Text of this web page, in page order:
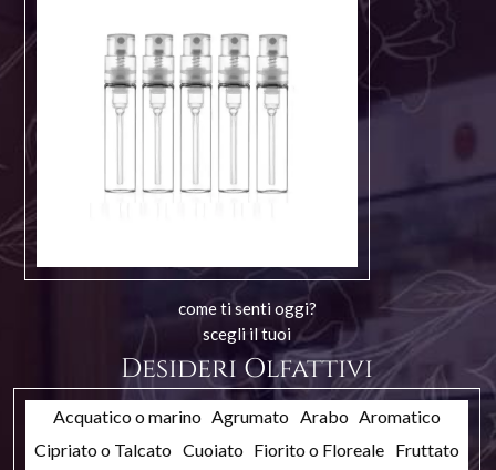
come ti senti oggi?
scegli il tuoi
Desideri Olfattivi
Acquatico o marino Agrumato Arabo Aromatico
Cipriato o Talcato Cuoiato Fiorito o Floreale Fruttato